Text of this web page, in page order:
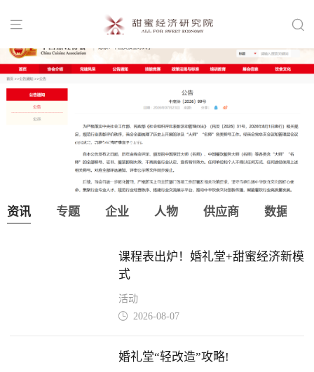
 
中国烹饪协会：取消“大师”“名师”等称
资讯 专题 企业 人物 供应商 数据
课程表出炉！婚礼堂+甜蜜经济新模
式
活动
 2026-08-07
婚礼堂“轻改造”攻略!